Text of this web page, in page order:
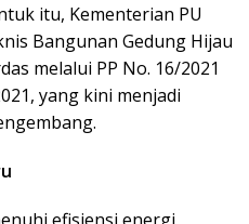
itu, Kementerian PU
Bangunan Gedung Hijau
melalui PP No. 16/2021
yang kini menjadi